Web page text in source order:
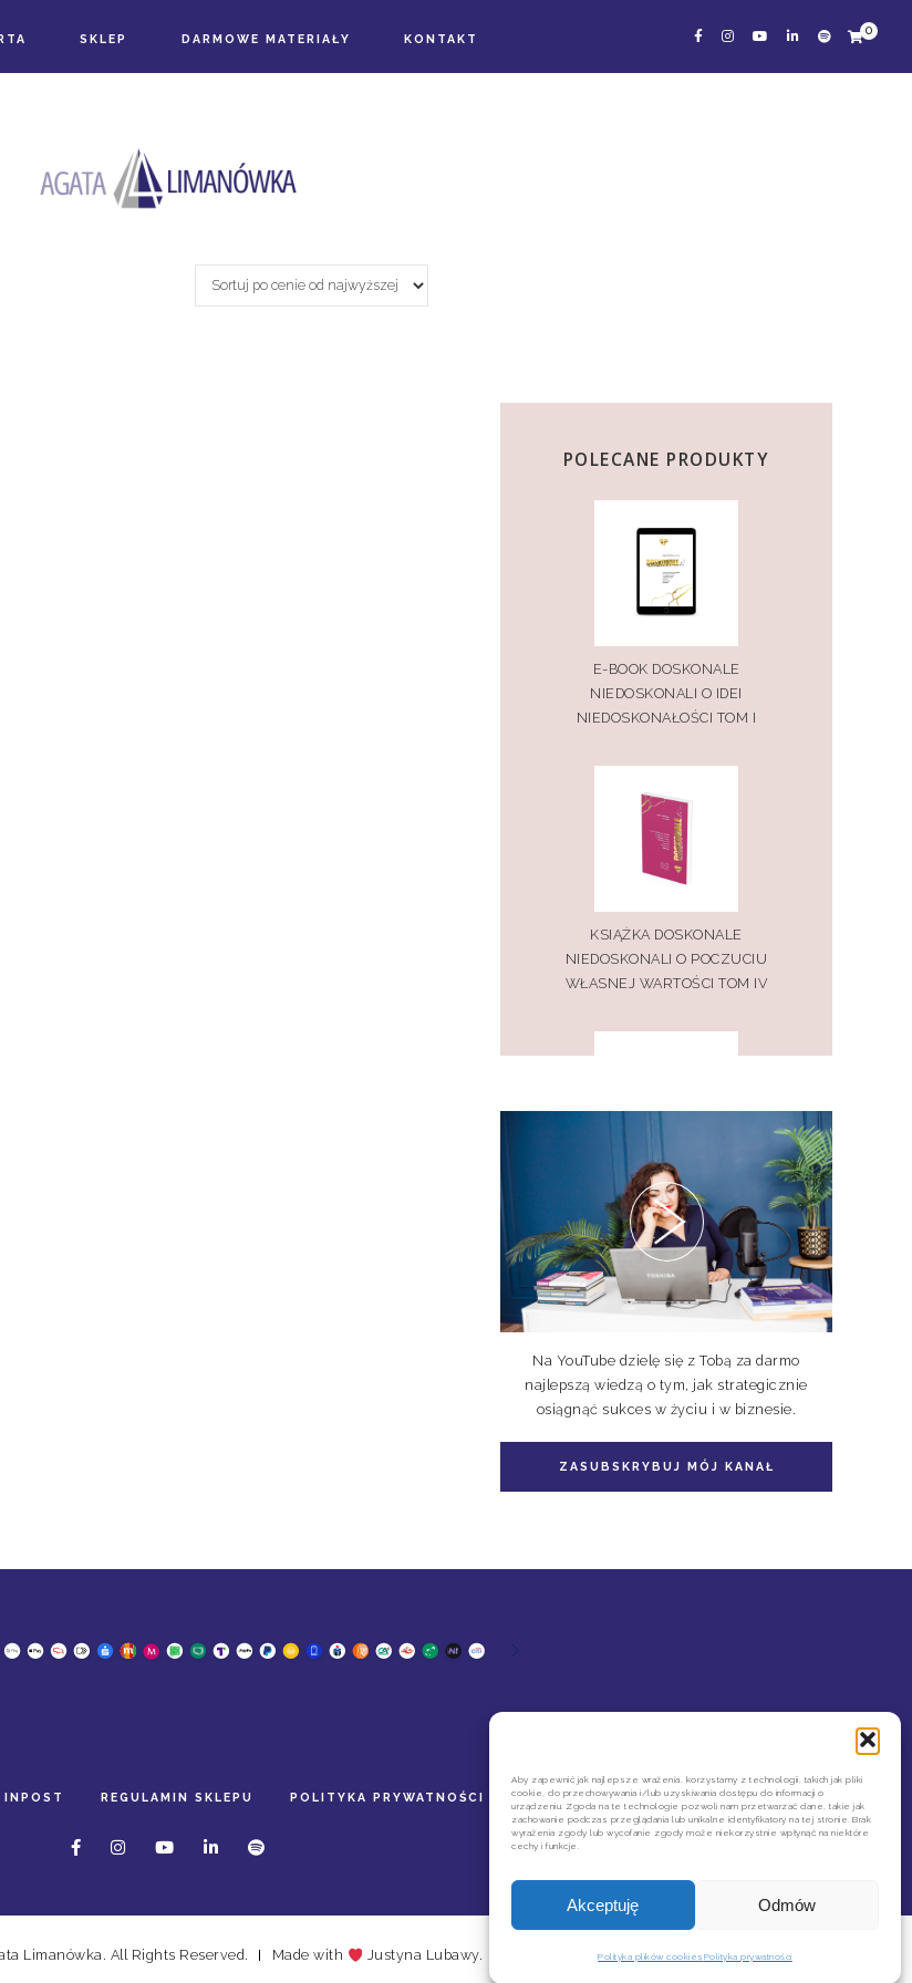
Aby zapewnić jak najlepsze wrażenia, korzystamy z technologii, takich jak pliki
cookie, do przechowywania i/lub uzyskiwania dostępu do informacji o
urządzeniu. Zgoda na te technologie pozwoli nam przetwarzać dane, takie jak
zachowanie podczas przeglądania lub unikalne identyfikatory na tej stronie. Brak
wyrażenia zgody lub wycofanie zgody może niekorzystnie wpłynąć na niektóre
cechy i funkcje.
Akceptuję Odmów
Polityka plików cookies Polityka prywatności
SKLEP DARMOWE MATERIAŁY KONTAKT
0
POLECANE PRODUKTY
E-BOOK DOSKONALE
NIEDOSKONALI O IDEI
NIEDOSKONAŁOŚCI TOM I
KSIĄŻKA DOSKONALE
NIEDOSKONALI O POCZUCIU
WŁASNEJ WARTOŚCI TOM IV
PAKIET KSIĄŻEK DOSKONALE
NIEDOSKONALI TOM I, II, III
Na YouTube dzielę się z Tobą za darmo
najlepszą wiedzą o tym, jak strategicznie
osiągnąć sukces w życiu i w biznesie.
ZASUBSKRYBUJ MÓJ KANAŁ
REGULAMIN SKLEPU POLITYKA PRYWATNOŚCI REGULAMIN NEWSLETTERA
Limanówka. All Rights Reserved. Made with Justyna Lubawy.